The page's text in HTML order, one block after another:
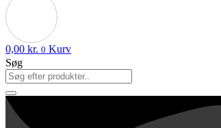
0,00 kr. 0 Kurv
Søg